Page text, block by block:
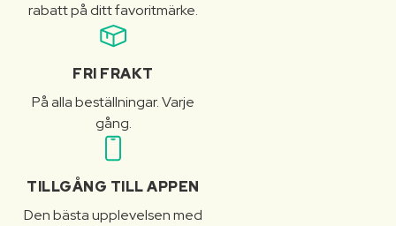
rabatt på ditt favoritmärke.
FRI FRAKT
På alla beställningar. Varje
gång.
TILLGÅNG TILL APPEN
Den bästa upplevelsen med